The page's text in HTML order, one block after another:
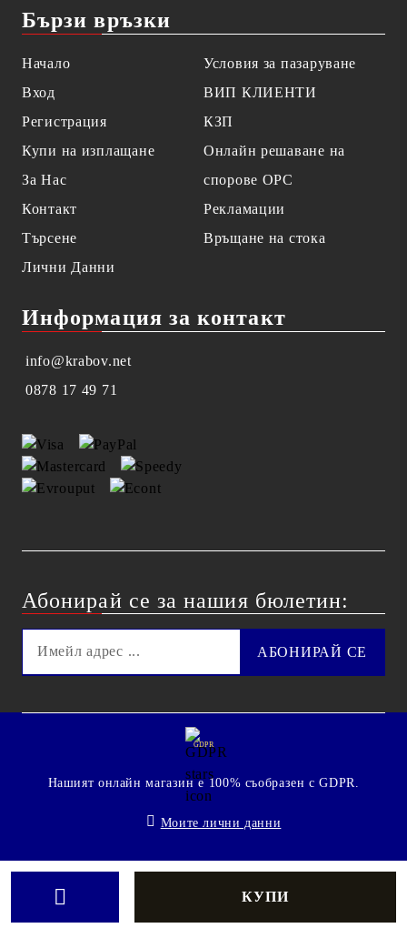
Бързи връзки
Начало
Вход
Регистрация
Купи на изплащане
За Нас
Контакт
Търсене
Лични Данни
Условия за пазаруване
ВИП КЛИЕНТИ
КЗП
Онлайн решаване на
спорове OPC
Рекламации
Връщане на стока
Информация за контакт
info@krabov.net
0878 17 49 71
Абонирай се за нашия бюлетин:
GDPR
Нашият онлайн магазин е 100% съобразен с GDPR.
Моите лични данни